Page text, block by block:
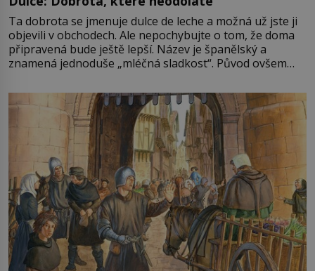
Ta dobrota se jmenuje dulce de leche a možná už jste ji
objevili v obchodech. Ale nepochybujte o tom, že doma
připravená bude ještě lepší. Název je španělský a
znamená jednoduše „mléčná sladkost“. Původ ovšem
pře hned několik latinskoamerických zemí a k tomu
Francie, kde se traduje,